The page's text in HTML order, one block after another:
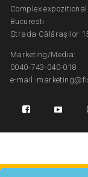
Complex
Bucuresti
Strada Călărașilor
Marketing/Media:
0040-743-040-018
e-mail: